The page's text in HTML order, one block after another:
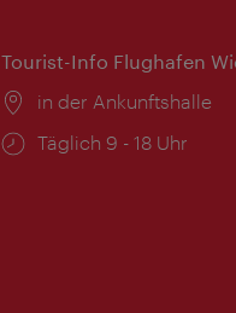
Tourist-Info Flughafen
Ort:
in der Ankunftshalle
Öffnungszeiten:
Täglich 9 - 18 Uhr